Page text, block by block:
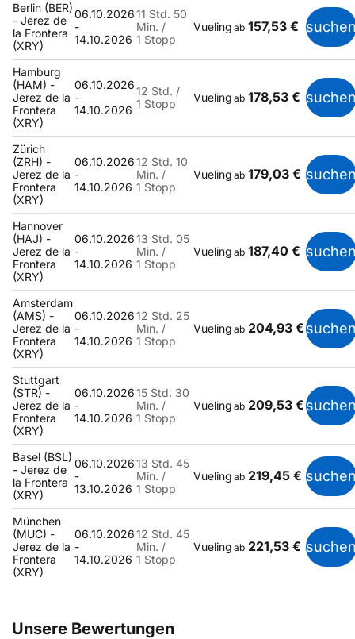
Berlin (BER)
- Jerez de
la Frontera
(XRY)
06.10.2026
-
14.10.2026
11 Std. 50
Min. /
1 Stopp
Vueling ab 157,53 €
Hamburg
(HAM) -
Jerez de la
Frontera
(XRY)
06.10.2026
-
14.10.2026
12 Std. /
1 Stopp
Vueling ab 178,53 €
Zürich
(ZRH) -
Jerez de la
Frontera
(XRY)
06.10.2026
-
14.10.2026
12 Std. 10
Min. /
1 Stopp
Vueling ab 179,03 €
Hannover
(HAJ) -
Jerez de la
Frontera
(XRY)
06.10.2026
-
14.10.2026
13 Std. 05
Min. /
1 Stopp
Vueling ab 187,40 €
Amsterdam
(AMS) -
Jerez de la
Frontera
(XRY)
06.10.2026
-
14.10.2026
12 Std. 25
Min. /
1 Stopp
Vueling ab 204,93 €
Stuttgart
(STR) -
Jerez de la
Frontera
(XRY)
06.10.2026
-
14.10.2026
15 Std. 30
Min. /
1 Stopp
Vueling ab 209,53 €
Basel (BSL)
- Jerez de
la Frontera
(XRY)
06.10.2026
-
13.10.2026
13 Std. 45
Min. /
1 Stopp
Vueling ab 219,45 €
München
(MUC) -
Jerez de la
Frontera
(XRY)
06.10.2026
-
14.10.2026
12 Std. 45
Min. /
1 Stopp
Vueling ab 221,53 €
Unsere Bewertungen